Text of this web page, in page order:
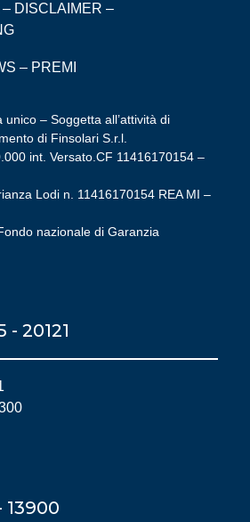
– DISCLAIMER –
– PREMI
– Soggetta all’attività di
di Finsolari S.r.l.
int. Versato.CF 11416170154 –
Lodi n. 11416170154 REA MI –
nazionale di Garanzia
20121
13900